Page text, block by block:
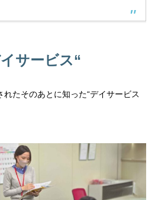
サービス“
たそのあとに知った“デイサービス